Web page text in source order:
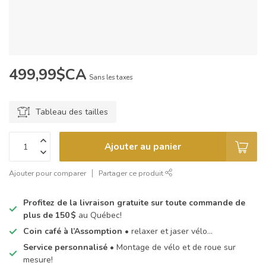
499,99$CA Sans les taxes
Tableau des tailles
Ajouter au panier
Ajouter pour comparer Partager ce produit
Profitez de la livraison gratuite sur toute commande de
plus de 150 $ au Québec!
Coin café à l’Assomption • relaxer et jaser vélo…
Service personnalisé • Montage de vélo et de roue sur
mesure!